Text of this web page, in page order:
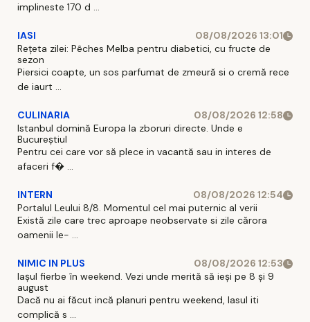
implineste 170 d ...
IASI
08/08/2026 13:01
Rețeta zilei: Pêches Melba pentru diabetici, cu fructe de
sezon
Piersici coapte, un sos parfumat de zmeură si o cremă rece
de iaurt ...
CULINARIA
08/08/2026 12:58
Istanbul domină Europa la zboruri directe. Unde e
Bucureștiul
Pentru cei care vor să plece in vacantă sau in interes de
afaceri f� ...
INTERN
08/08/2026 12:54
Portalul Leului 8/8. Momentul cel mai puternic al verii
Există zile care trec aproape neobservate si zile cărora
oamenii le- ...
NIMIC IN PLUS
08/08/2026 12:53
Iașul fierbe în weekend. Vezi unde merită să ieși pe 8 și 9
august
Dacă nu ai făcut incă planuri pentru weekend, Iasul iti
complică s ...